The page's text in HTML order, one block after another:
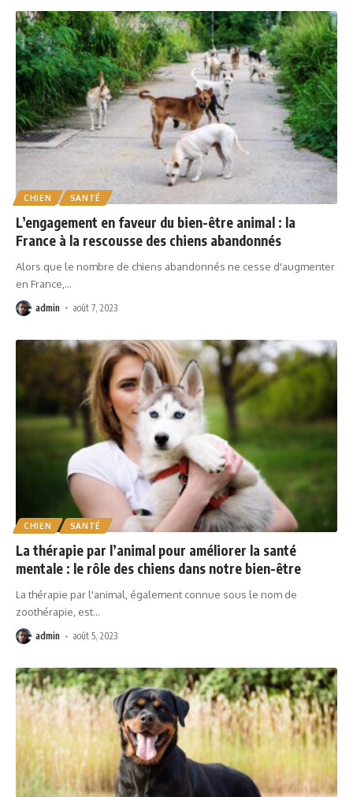
CHIEN SANTÉ
L’engagement en faveur du bien-être animal : la
France à la rescousse des chiens abandonnés
Alors que le nombre de chiens abandonnés ne cesse d'augmenter
en France, …
admin août 7, 2023
CHIEN SANTÉ
La thérapie par l’animal pour améliorer la santé
mentale : le rôle des chiens dans notre bien-être
La thérapie par l'animal, également connue sous le nom de
zoothérapie, est…
admin août 5, 2023